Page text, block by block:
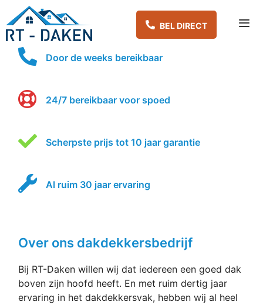
Spring
naar
inhoud
Door de weeks bereikbaar
24/7 bereikbaar voor spoed
Scherpste prijs tot 10 jaar garantie
Al ruim 30 jaar ervaring
Over ons dakdekkersbedrijf
Bij RT-Daken willen wij dat iedereen een goed dak
boven zijn hoofd heeft. En met ruim dertig jaar
ervaring in het dakdekkersvak, hebben wij al heel